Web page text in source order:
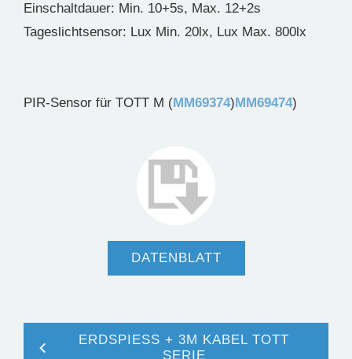
Einschaltdauer: Min. 10+5s, Max. 12+2s
Tageslichtsensor: Lux Min. 20lx, Lux Max. 800lx
PIR-Sensor für TOTT M (MM69374)MM69474)
DATENBLATT
ERDSPIESS + 3M KABEL TOTT
SERIE